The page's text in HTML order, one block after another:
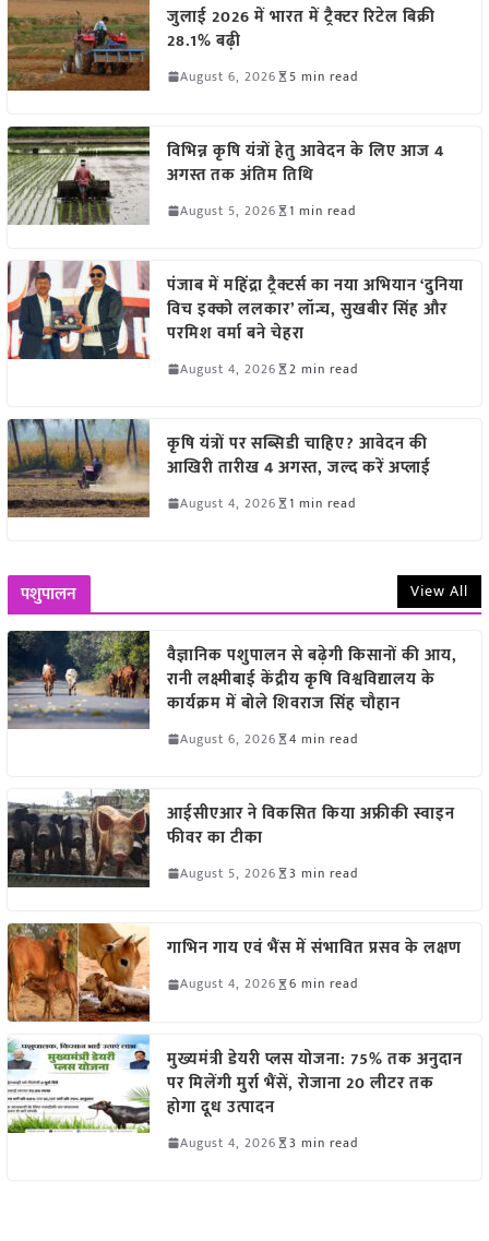
जुलाई 2026 में भारत में ट्रैक्टर रिटेल बिक्री
28.1% बढ़ी
August 6, 2026 5 min read
विभिन्न कृषि यंत्रों हेतु आवेदन के लिए आज 4
अगस्त तक अंतिम तिथि
August 5, 2026 1 min read
पंजाब में महिंद्रा ट्रैक्टर्स का नया अभियान ‘दुनिया
विच इक्को ललकार’ लॉन्च, सुखबीर सिंह और
परमिश वर्मा बने चेहरा
August 4, 2026 2 min read
कृषि यंत्रों पर सब्सिडी चाहिए? आवेदन की
आखिरी तारीख 4 अगस्त, जल्द करें अप्लाई
August 4, 2026 1 min read
पशुपालन View All
वैज्ञानिक पशुपालन से बढ़ेगी किसानों की आय,
रानी लक्ष्मीबाई केंद्रीय कृषि विश्वविद्यालय के
कार्यक्रम में बोले शिवराज सिंह चौहान
August 6, 2026 4 min read
आईसीएआर ने विकसित किया अफ्रीकी स्वाइन
फीवर का टीका
August 5, 2026 3 min read
गाभिन गाय एवं भैंस में संभावित प्रसव के लक्षण
August 4, 2026 6 min read
मुख्यमंत्री डेयरी प्लस योजना: 75% तक अनुदान
पर मिलेंगी मुर्रा भैंसें, रोजाना 20 लीटर तक
होगा दूध उत्पादन
August 4, 2026 3 min read